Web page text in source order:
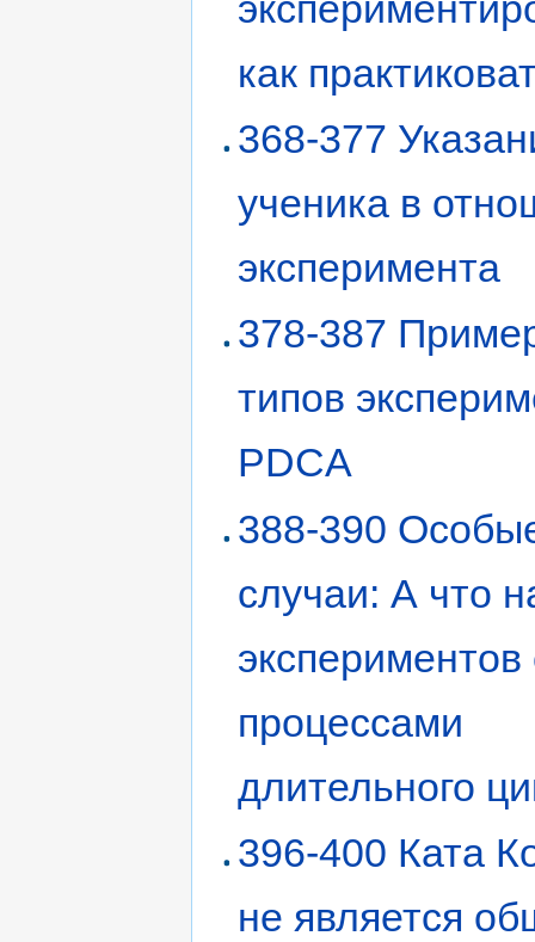
как
368-377
ученика в
эксперимента
378-387
типов
PDCA
388-390
случаи: А что
экспериментов
процессами
длительного
396-400 Ката
не является